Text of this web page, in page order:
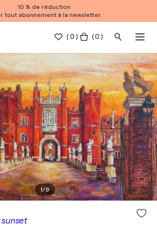
10 % de réduction
tout abonnement à la newsletter
(0 ) ( 0 )
1/9